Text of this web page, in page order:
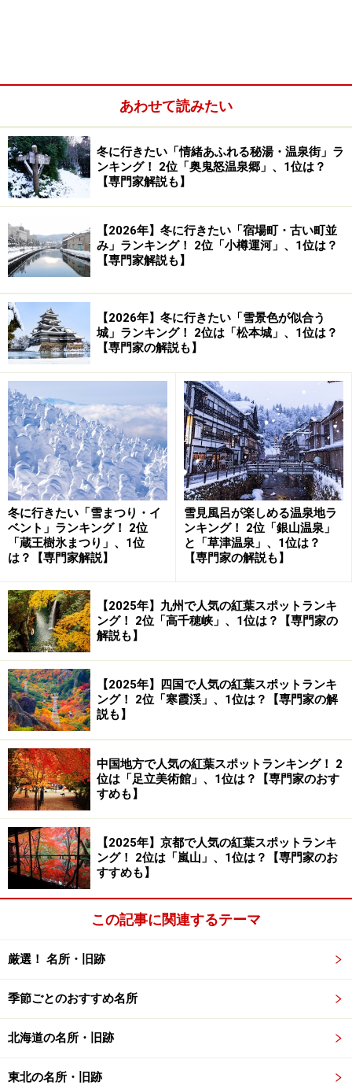
成就など多岐にわたります。
奉納された123本の鳥居が元乃隅神社から海に向かって続い
ています（2022年3月撮影）
その後1987年（昭和62年）から鳥居の奉納が始まり、10
年の歳月をかけて千本鳥居が完成。実際の鳥居の本数は
123本なのですが、日本海に面した岩場から龍が踊るよ
うに赤い鳥居が並ぶ絶景が誕生しました。
海外が元乃隅神社の魅力に注目、その後国
内でも人気の名所に
千本鳥居と日本海を望む（2022年3月撮影）
創建から60年が過ぎた2015年（平成27年）3月、元乃隅
稲成神社の知名度が一気に上昇する出来事が起きます。
発信元はアメリカのニュース専門放送局CNN。「日本の
最も美しい場所 31選（Japan's 31 Most Beautiful
閣寺（京都府）、那智の滝（和歌山県）、姫路城（兵庫
県）などの著名な観光地と共に元乃隅稲成神社がリスト
入りの栄誉に輝きます。
この情報から海外の方に元乃隅稲成神社の絶景が認知さ
れ、年を追うごとに元乃隅稲成神社を訪れる観光客が増
加していきました。
※ちなみに2019年にまとめられた最新の 「36 of Japan’s
most stunning places for your next vacation」
も、元乃隅稲成神社はリスト入りしています。
千本鳥居の先には、崖の上の岩場が広がります（2022年3月
撮影）
そして、海外が注目する隠れた名所のひとつとして、日
本人が知らなかった元乃隅稲成神社が取り上げられたこ
とで、国内でも知名度が急上昇。今では山口県を代表す
2019年には、元乃隅稲成神社から元乃隅神社へ名前を改
あわせて読みたい
冬に行きたい「情緒あふれる秘湯・温泉街」ラ
ンキング！ 2位「奥鬼怒温泉郷」、1位は？
【専門家解説も】
【2026年】冬に行きたい「宿場町・古い町並
み」ランキング！ 2位「小樽運河」、1位は？
【専門家解説も】
【2026年】冬に行きたい「雪景色が似合う
城」ランキング！ 2位は「松本城」、1位は？
【専門家の解説も】
冬に行きたい「雪まつり・イ
ベント」ランキング！ 2位
「蔵王樹氷まつり」、1位
は？【専門家解説】
雪見風呂が楽しめる温泉地ラ
ンキング！ 2位「銀山温泉」
と「草津温泉」、1位は？
【専門家の解説も】
【2025年】九州で人気の紅葉スポットランキ
ング！ 2位「高千穂峡」、1位は？【専門家の
解説も】
【2025年】四国で人気の紅葉スポットランキ
ング！ 2位「寒霞渓」、1位は？【専門家の解
説も】
中国地方で人気の紅葉スポットランキング！ 2
位は「足立美術館」、1位は？【専門家のおす
すめも】
【2025年】京都で人気の紅葉スポットランキ
ング！ 2位は「嵐山」、1位は？【専門家のお
すすめも】
この記事に関連するテーマ
厳選！ 名所・旧跡
季節ごとのおすすめ名所
北海道の名所・旧跡
東北の名所・旧跡